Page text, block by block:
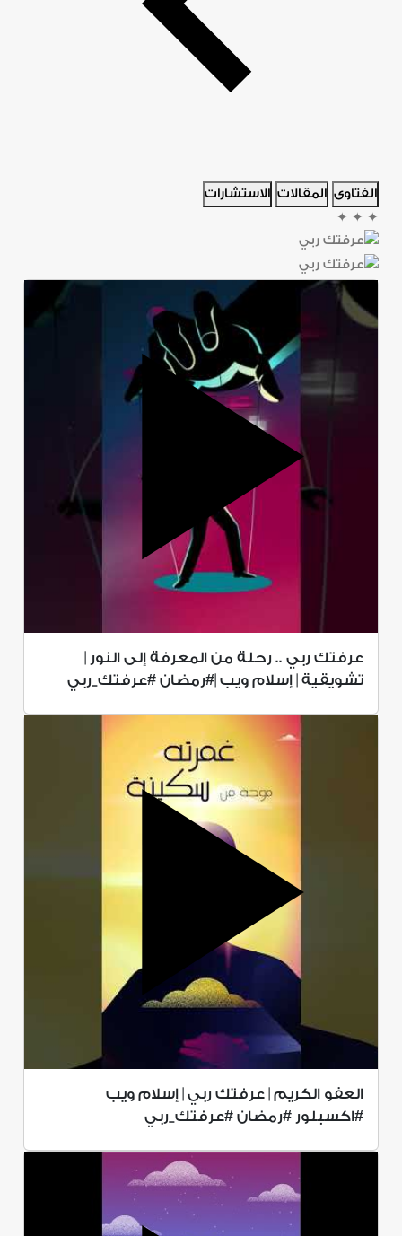
الفتاوى المقالات الاستشارات
✦
✦
✦
عرفتك ربي .. رحلة من المعرفة إلى النور |
تشويقية | إسلام ويب |#رمضان #عرفتك_ربي
العفو الكريم | عرفتك ربي | إسلام ويب
#اكسبلور #رمضان #عرفتك_ربي